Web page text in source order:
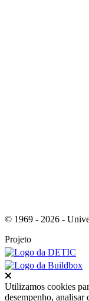
© 1969 - 2026 -
Projeto
Utilizamos cookies
desempenho, analisar